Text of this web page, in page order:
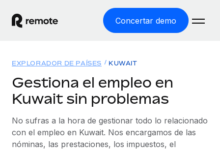
Concertar demo
EMPLEO GLOBAL
Nómina global
Gestiona las nóminas de forma sencilla y conforme a la
legalidad.
Soluciones
COBERTURA MUNDIAL
Explorador de países
Recursos
HERRAMIENTAS Y CALCULADORAS
Precios
EXPLORADOR DE PAÍSES KUWAIT
Gestiona el empleo en
Kuwait sin problemas
No sufras a la hora de gestionar todo lo relacionado
con el empleo en Kuwait. Nos encargamos de las
nóminas, las prestaciones, los impuestos, el